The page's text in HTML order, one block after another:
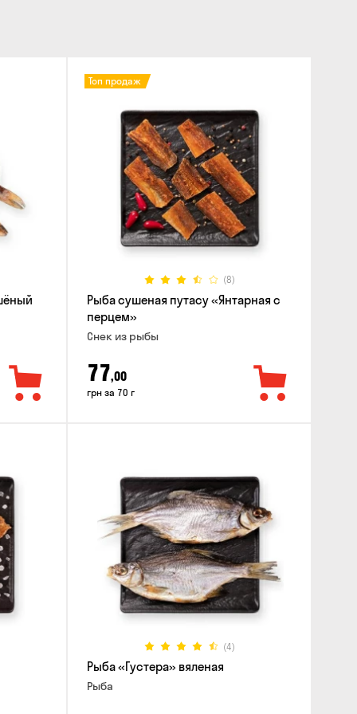
(8)
Топ продаж
Рыба сушеная путасу «Янтарная с
перцем»
Снек из рыбы
77,00
грн за 70 г
(4)
Рыба «Густера» вяленая
Рыба